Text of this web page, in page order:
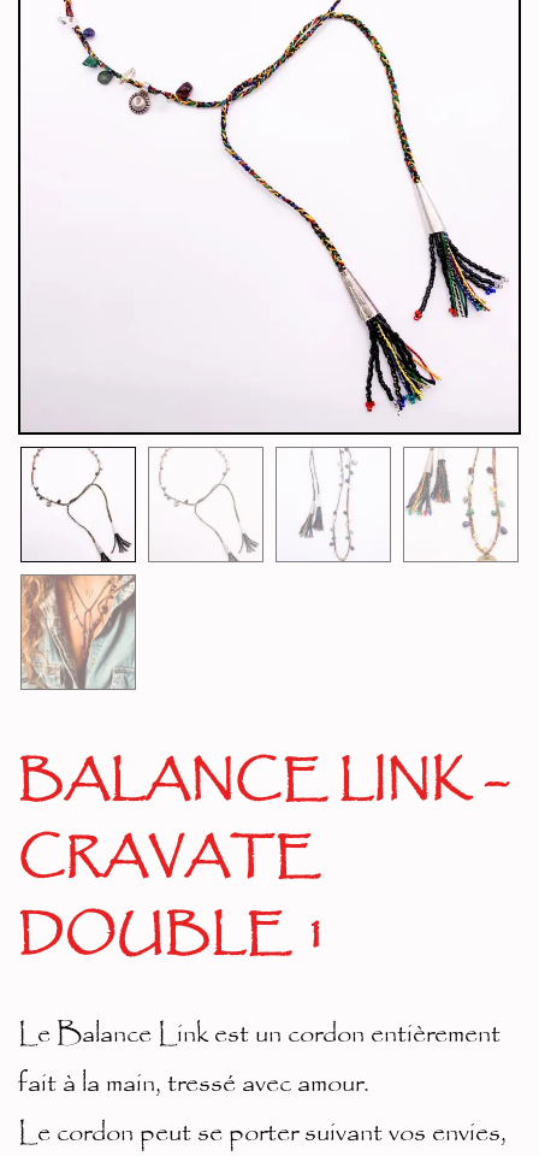
BALANCE LINK –
CRAVATE
DOUBLE 1
Le Balance Link est un cordon entièrement
fait à la main, tressé avec amour.
Le cordon peut se porter suivant vos envies,